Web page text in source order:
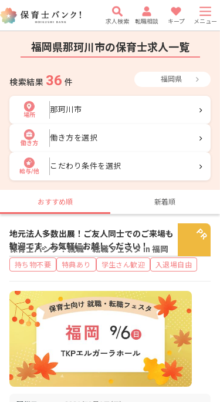
求人検索 転職相談 キープ メニュー
福岡県那珂川市の保育士求人一覧
検索結果 36 件 福岡県
場所
那珂川市
働き方
働き方を選択
給与/他
こだわり条件を選択
おすすめ順 新着順
保育士バンク！就職・転職フェスタ in 福岡
地元法人多数出展！ご友人同士でのご来場も
歓迎です。お気軽にお越しください！
持ち物不要 特典あり 学生さん歓迎 入退場自由